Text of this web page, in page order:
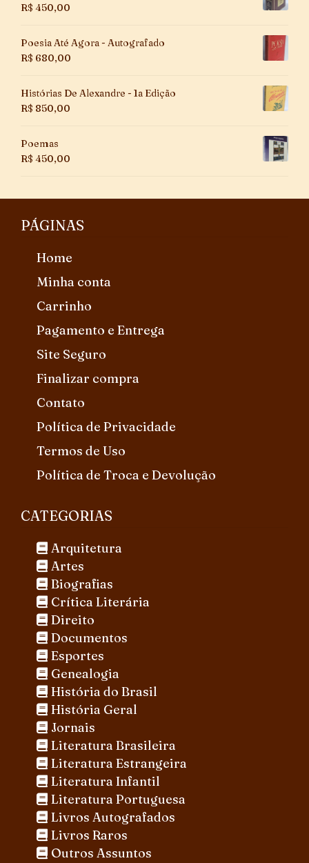
R$ 450,00
Poesia Até Agora - Autografado
R$ 680,00
Histórias De Alexandre - 1a Edição
R$ 850,00
Poemas
R$ 450,00
PÁGINAS
Home
Minha conta
Carrinho
Pagamento e Entrega
Site Seguro
Finalizar compra
Contato
Política de Privacidade
Termos de Uso
Política de Troca e Devolução
CATEGORIAS
Arquitetura
Artes
Biografias
Crítica Literária
Direito
Documentos
Esportes
Genealogia
História do Brasil
História Geral
Jornais
Literatura Brasileira
Literatura Estrangeira
Literatura Infantil
Literatura Portuguesa
Livros Autografados
Livros Raros
Outros Assuntos